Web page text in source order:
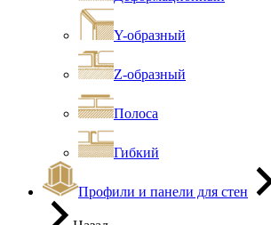
Y-образный
Z-образный
Полоса
Гибкий
Профили и панели для стен